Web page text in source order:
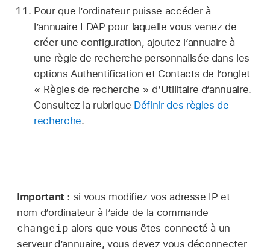
Pour que l’ordinateur puisse accéder à
l’annuaire LDAP pour laquelle vous venez de
créer une configuration, ajoutez l’annuaire à
une règle de recherche personnalisée dans les
options Authentification et Contacts de l’onglet
« Règles de recherche » d’Utilitaire d’annuaire.
Consultez la rubrique Définir des règles de
recherche.
Important : si vous modifiez vos adresse IP et
nom d’ordinateur à l’aide de la commande
changeip alors que vous êtes connecté à un
serveur d’annuaire, vous devez vous déconnecter